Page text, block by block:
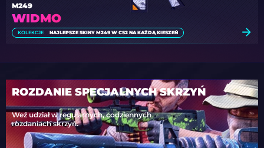
WIDMO
M249
KOLEKCJE NAJLEPSZE SKINY M249 W CS2 NA KAŻDĄ KIESZEŃ
ROZDANIE SPECJALNYCH SKRZYŃ
Weź udział w regularnych, codziennych
rozdaniach skrzyń.